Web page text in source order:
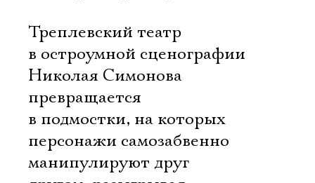
Треплевский театр
в остроумной сценографии
Николая Симонова
превращается
в подмостки, на которых
персонажи самозабвенно
манипулируют друг